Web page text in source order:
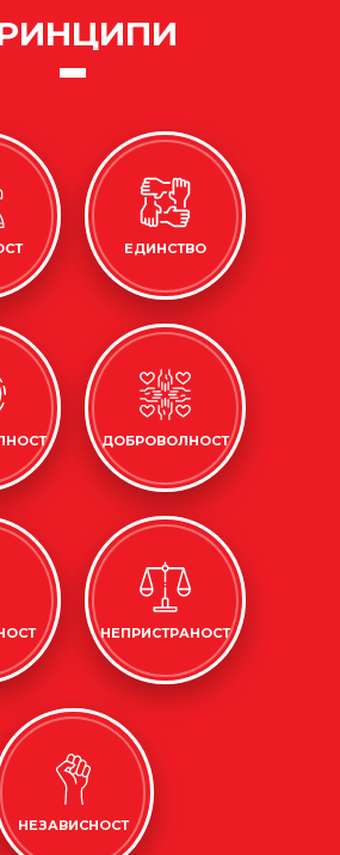
ЕДИНСТВО
ДОБРОВОЛНОСТ
НЕПРИСТРАНОСТ
НЕЗАВИСНОСТ